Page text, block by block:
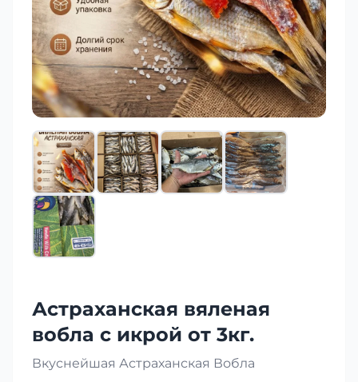
Астраханская вяленая
вобла с икрой от 3кг.
Вкуснейшая Астраханская Вобла